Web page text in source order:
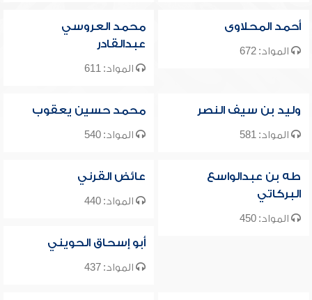
أحمد المحلاوى
المواد: 672
محمد العروسي
عبدالقادر
المواد: 611
وليد بن سيف النصر
المواد: 581
محمد حسين يعقوب
المواد: 540
طه بن عبدالواسع
البركاتي
المواد: 450
عائض القرني
المواد: 440
أبو إسحاق الحويني
المواد: 437